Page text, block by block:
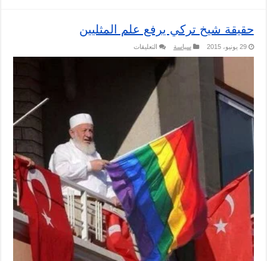
حقيقة شيخ تركي يرفع علم المثليين
29 يونيو، 2015 سياسة التعليقات